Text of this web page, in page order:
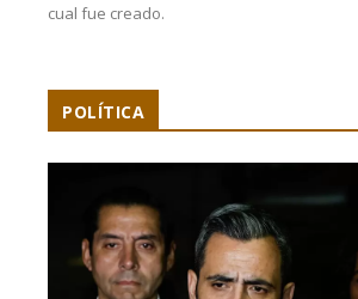
cual fue creado.
POLÍTICA